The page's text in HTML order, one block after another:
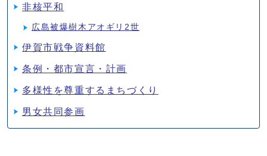
非核平和
広島被爆樹木アオギリ2世
伊賀市戦争資料館
条例・都市宣言・計画
多様性を尊重するまちづくり
男女共同参画